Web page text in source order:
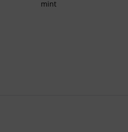
mint